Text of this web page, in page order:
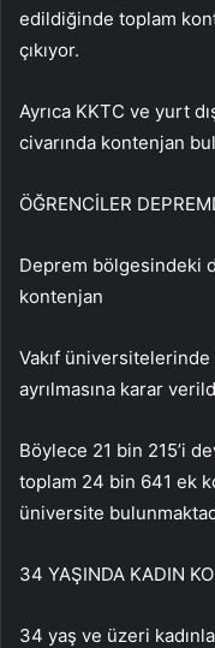
edildiğinde toplam
çıkıyor.
Ayrıca KKTC ve yurt
civarında kontenjan
ÖĞRENCİLER
Deprem bölgesindeki
kontenjan
Vakıf
ayrılmasına karar
Böylece 21 bin 215’i
toplam 24 bin 641 ek
üniversite
34 YAŞINDA KADIN
34 yaş ve üzeri